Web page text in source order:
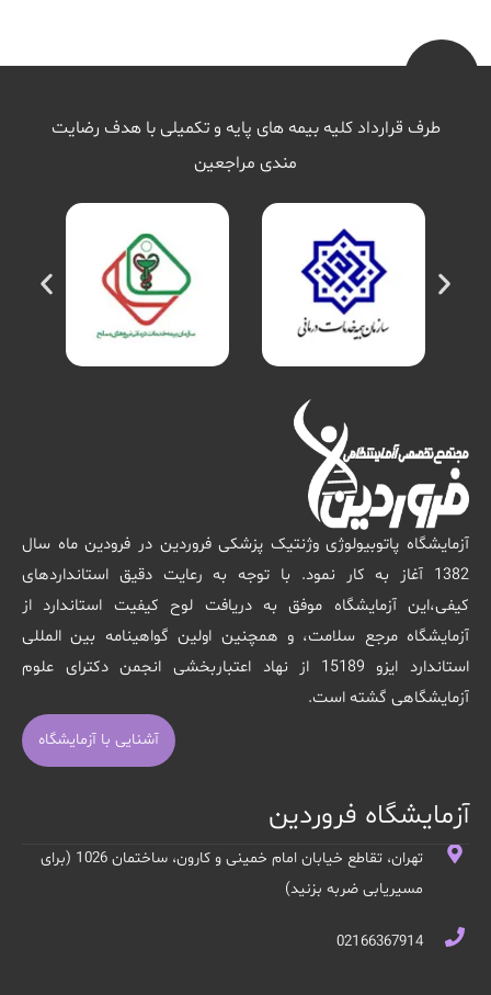
طرف قرارداد کلیه بیمه های پایه و تکمیلی با هدف رضایت
مندی مراجعین
آزمایشگاه پاتوبیولوژی وژنتیک پزشکی فروردین در فرودین ماه سال
1382 آغاز به کار نمود. با توجه به رعایت دقیق استانداردهای
کیفی،این آزمایشگاه موفق به دریافت لوح کیفیت استاندارد از
آزمایشگاه مرجع سلامت، و همچنین اولین گواهینامه بین المللی
استاندارد ایزو 15189 از نهاد اعتباربخشی انجمن دکترای علوم
آزمایشگاهی گشته است.
آشنایی با آزمایشگاه
آزمایشگاه فروردین
تهران، تقاطع خیابان امام خمینی و کارون، ساختمان 1026 (برای
مسیریابی ضربه بزنید)
02166367914